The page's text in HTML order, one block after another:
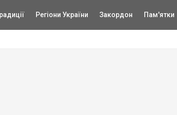
Регіони України Закордон Пам'ятки